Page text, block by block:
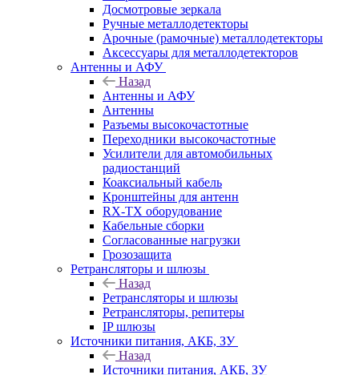
Досмотровые зеркала
Ручные металлодетекторы
Арочные (рамочные) металлодетекторы
Аксессуары для металлодетекторов
Антенны и АФУ
Назад
Антенны и АФУ
Антенны
Разъемы высокочастотные
Переходники высокочастотные
Усилители для автомобильных
радиостанций
Коаксиальный кабель
Кронштейны для антенн
RX-TX оборудование
Кабельные сборки
Согласованные нагрузки
Грозозащита
Ретрансляторы и шлюзы
Назад
Ретрансляторы и шлюзы
Ретрансляторы, репитеры
IP шлюзы
Источники питания, АКБ, ЗУ
Назад
Источники питания, АКБ, ЗУ